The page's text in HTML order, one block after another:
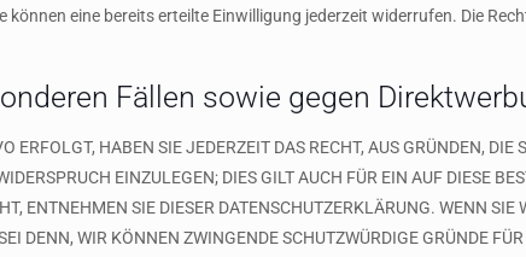
eine bereits erteilte Einwilligung jederzeit widerrufen. Die
Fällen sowie gegen
HABEN SIE JEDERZEIT DAS RECHT, AUS GRÜNDEN, DIE
EINZULEGEN; DIES GILT AUCH FÜR EIN AUF DIESE
ENTNEHMEN SIE DIESER DATENSCHUTZERKLÄRUNG. WENN SIE
DENN, WIR KÖNNEN ZWINGENDE SCHUTZWÜRDIGE GRÜNDE